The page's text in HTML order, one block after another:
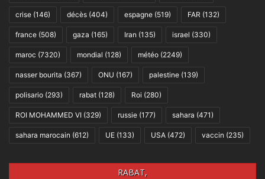
crise (146) décès (404) espagne (519) FAR (132)
france (508) gaza (165) Iran (135) israel (330)
maroc (7320) mondial (128) météo (2249)
nasser bourita (367) ONU (167) palestine (139)
polisario (293) rabat (128) Roi (280)
ROI MOHAMMED VI (329) russie (177) sahara (471)
sahara marocain (612) UE (133) USA (472) vaccin (235)
RABAT,